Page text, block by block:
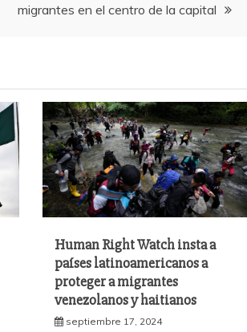
migrantes en el centro de la capital
Human Right Watch insta a
países latinoamericanos a
proteger a migrantes
venezolanos y haitianos
septiembre 17, 2024